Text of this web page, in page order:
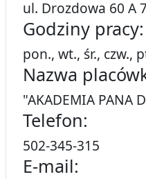
ul. Drozdowa 60 A
Godziny pracy:
pon., wt., śr., czw.,
Nazwa
"AKADEMIA PANA
Telefon:
502-345-315
E-mail: